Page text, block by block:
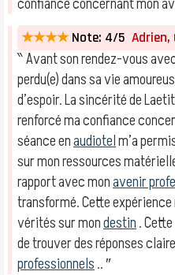
★★★★ Note: 4/5 Adrien,
‶ Avant son rendez-vous
perdu(e) dans sa vie
d’espoir. La sincérité de
renforcé ma confiance
séance enaudiotelm’a
sur mon ressources
rapport avec monavenir
transformé. Cette
vérités sur mondestin.
de trouver des réponses
professionnels.. ″